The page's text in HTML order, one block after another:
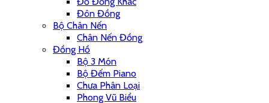
Đôn Đồng
Bộ Chân Nến
Chân Nến Đồng
Đồng Hồ
Bộ 3 Món
Bộ Đếm Piano
Chưa Phân Loại
Phong Vũ Biểu